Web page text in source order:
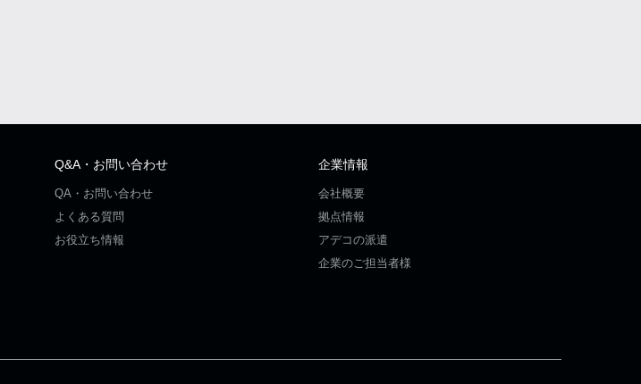
Q&A・お問い合わせ
QA・お問い合わせ
よくある質問
お役立ち情報
企業情報
会社概要
拠点情報
アデコの派遣
企業のご担当者様